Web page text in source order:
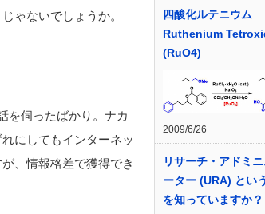
ゃないでしょうか。
を伺ったばかり。ナカ
にしてもインターネッ
、情報格差で獲得でき
四酸化ルテニウム
Ruthenium
(RuO4)
2009/6/26
リサーチ・アドミ
ーター (URA) とい
を知っていますか？